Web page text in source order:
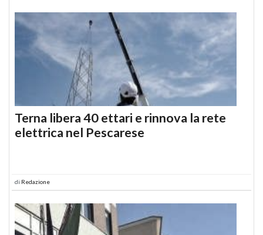
Terna libera 40 ettari e rinnova la rete
elettrica nel Pescarese
di Redazione